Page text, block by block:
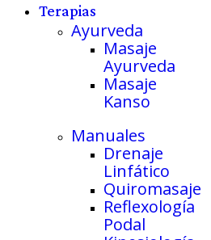
Terapias
Ayurveda
Masaje
Ayurveda
Masaje
Kanso
Manuales
Drenaje
Linfático
Quiromasaje
Reflexología
Podal